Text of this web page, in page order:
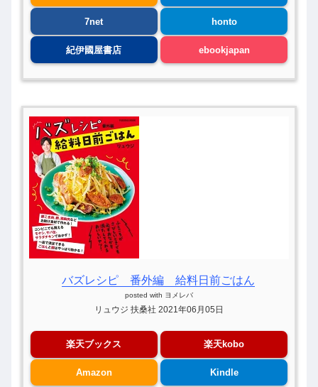
7net honto
紀伊國屋書店 ebookjapan
バズレシピ 番外編 給料日前ごはん
posted with ヨメレバ
リュウジ 扶桑社 2021年06月05日
楽天ブックス 楽天kobo
Amazon Kindle